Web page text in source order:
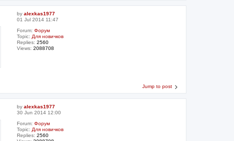
by alexkas1977
01 Jul 2014 11:47
Forum: Форум
Topic: Для новичков
Replies: 2560
Views: 2088708
Jump to post
by alexkas1977
30 Jun 2014 12:00
Forum: Форум
Topic: Для новичков
Replies: 2560